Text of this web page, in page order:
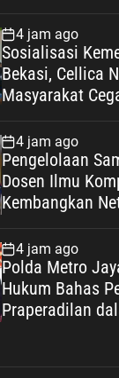
4 jam ago
Sosialisasi
Bekasi, Cellica
Masyarakat
4 jam ago
Pengelolaan
Dosen Ilmu
Kembangkan
4 jam ago
Polda Metro
Hukum Bahas
Praperadilan